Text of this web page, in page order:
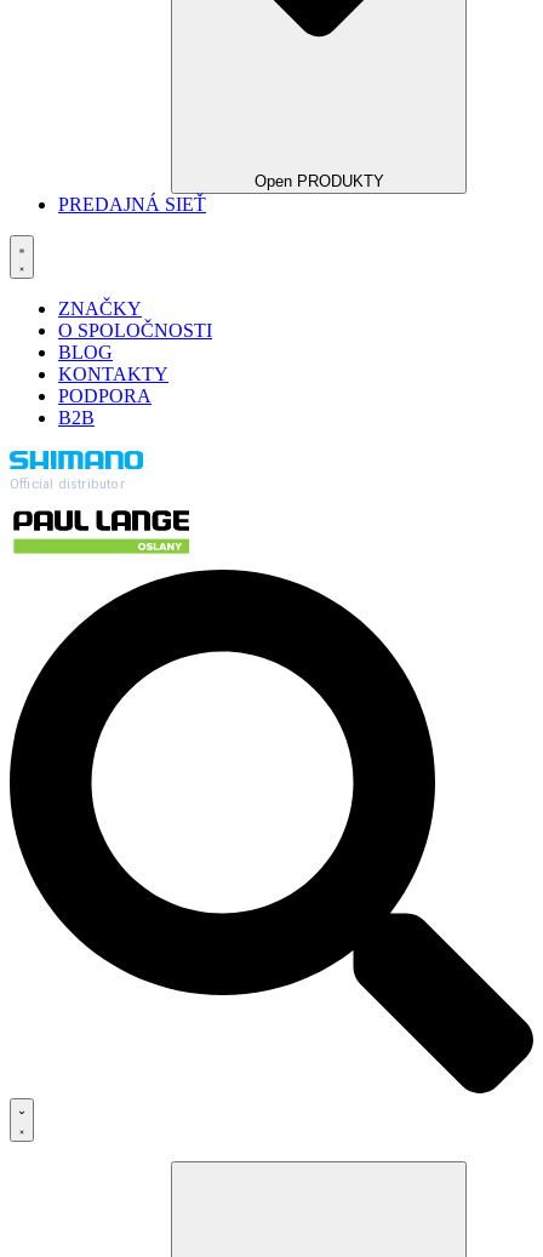
Open PRODUKTY
PREDAJNÁ SIEŤ
ZNAČKY
O SPOLOČNOSTI
BLOG
KONTAKTY
PODPORA
B2B
Official distributor